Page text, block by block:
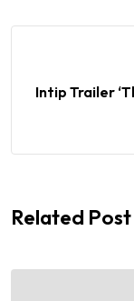
Intip Trailer
Related Post